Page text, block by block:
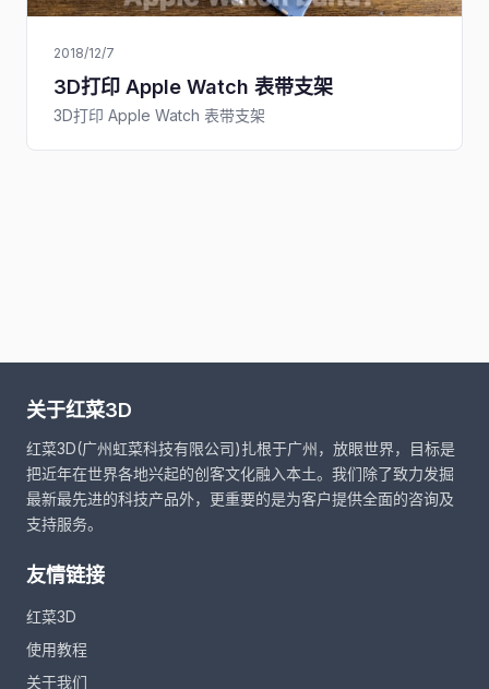
2018/12/7
3D打印 Apple Watch 表带支架
3D打印 Apple Watch 表带支架
关于红菜3D
红菜3D(广州虹菜科技有限公司)扎根于广州，放眼世界，目标是
把近年在世界各地兴起的创客文化融入本土。我们除了致力发掘
最新最先进的科技产品外，更重要的是为客户提供全面的咨询及
支持服务。
友情链接
红菜3D
使用教程
关于我们